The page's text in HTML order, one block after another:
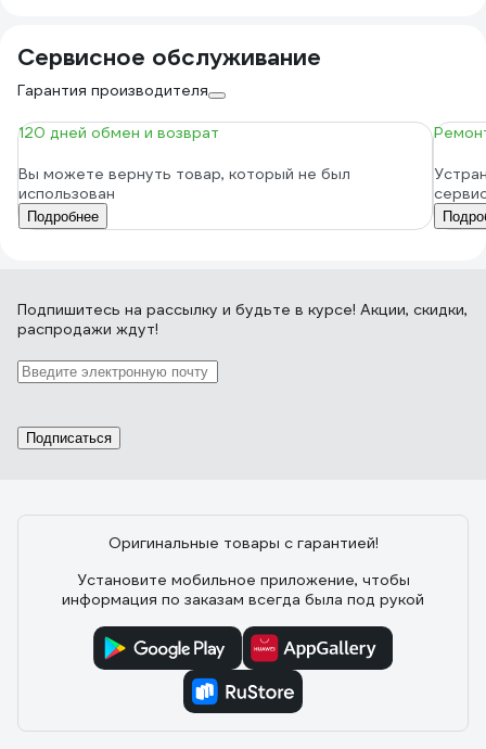
Сервисное обслуживание
Гарантия производителя
120 дней обмен и возврат
Вы можете вернуть товар, который не был
использован
Подробнее
Подпишитесь на рассылку и будьте в курсе! Акции, скидки,
распродажи ждут!
Подписаться
Оригинальные товары с гарантией!
Установите мобильное приложение, чтобы
информация по заказам всегда была под рукой